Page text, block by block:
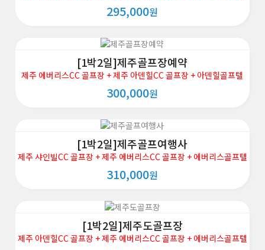
295,000원
[1박2일]제주골프장예약
제주 에버리스CC 골프장 + 제주 아덴힐CC 골프장 + 아덴힐골프텔
300,000원
[1박2일]제주골프여행사
제주 샤인빌CC 골프장 + 제주 에버리스CC 골프장 + 에버리스골프텔
310,000원
[1박2일]제주도골프장
제주 아덴힐CC 골프장 + 제주 에버리스CC 골프장 + 에버리스골프텔